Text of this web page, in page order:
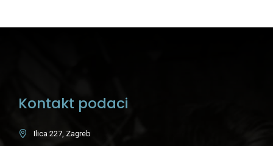
Kontakt podaci
Ilica 227, Zagreb